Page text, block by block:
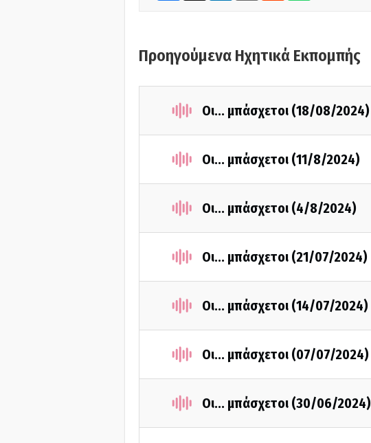
Προηγούμενα Ηχητικά Εκπομπής
Οι... μπάσχετοι (18/08/2024)
Οι... μπάσχετοι (11/8/2024)
Οι... μπάσχετοι (4/8/2024)
Οι... μπάσχετοι (21/07/2024)
Οι... μπάσχετοι (14/07/2024)
Οι... μπάσχετοι (07/07/2024)
Οι... μπάσχετοι (30/06/2024)